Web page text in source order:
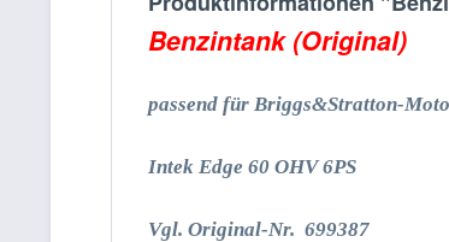
Benzintank (Original)
passend für Briggs&Stratton-
Intek Edge 60 OHV 6PS
Vgl. Original-Nr. 699387